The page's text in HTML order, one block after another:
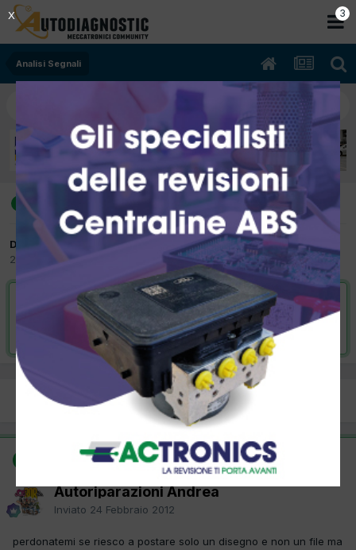
Analisi Segnali
risolto sincronismo fase giri stilo
Da Autoriparazioni Andrea
24 Febbraio 2012
Analisi Segnali
VAI ALLA SOLUZIONE
Risolta da Autoriparazioni Andrea, 24 Febbraio 2012
PREC Pagina 1 di 2
SOLUZIONE
Autoriparazioni Andrea
Inviato 24 Febbraio 2012
perdonatemi se riesco a postare solo un disegno e non un file ma
2
X